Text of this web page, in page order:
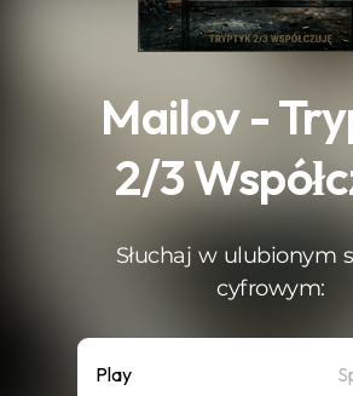
Mailov -
2/3
Słuchaj w ulubionym
cyfrowym:
Play